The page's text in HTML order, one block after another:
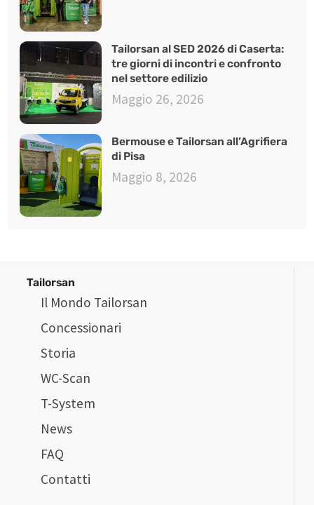
Tailorsan al SED 2026 di Caserta:
tre giorni di incontri e confronto
nel settore edilizio
Maggio 26, 2026
Bermouse e Tailorsan all’Agrifiera
di Pisa
Maggio 8, 2026
Tailorsan
Il Mondo Tailorsan
Concessionari
Storia
WC-Scan
T-System
News
FAQ
Contatti